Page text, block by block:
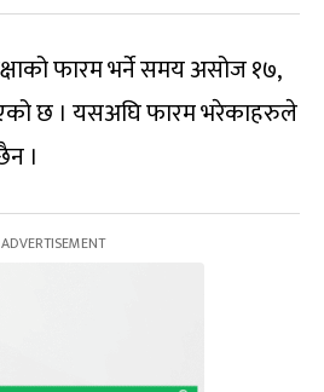
फारम भर्ने समय असोज १७,
छ । यसअघि फारम भरेकाहरुले
।